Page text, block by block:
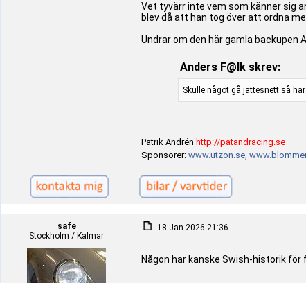
Vet tyvärr inte vem som känner sig
blev då att han tog över att ordna
Undrar om den här gamla backupen
Anders F@lk skrev:
Skulle något gå jättesnett så
Patrik Andrén http://patandracing.se
Sponsorer: www.utzon.se,
safe
Stockholm / Kalmar
18 Jan 2026 21:36
Någon har kanske Swish-historik för